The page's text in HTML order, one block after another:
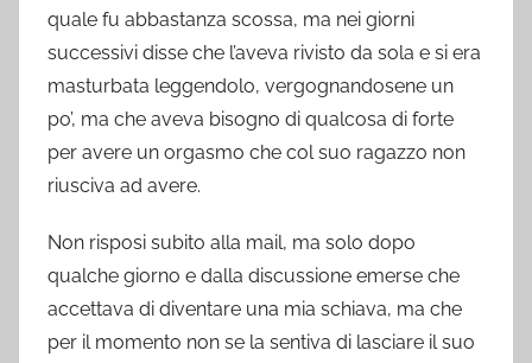
quale fu abbastanza scossa, ma nei giorni
successivi disse che l’aveva rivisto da sola e si era
masturbata leggendolo, vergognandosene un
po’, ma che aveva bisogno di qualcosa di forte
per avere un orgasmo che col suo ragazzo non
riusciva ad avere.
Non risposi subito alla mail, ma solo dopo
qualche giorno e dalla discussione emerse che
accettava di diventare una mia schiava, ma che
per il momento non se la sentiva di lasciare il suo